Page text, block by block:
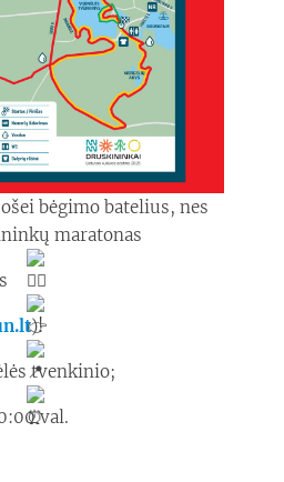
bėgimo batelius, nes
maratonas
)!
tvenkinio;
val.